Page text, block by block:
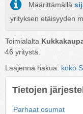
Määrittämällä
yrityksen etäisyyden
Toimialalta
46 yritystä.
Laajenna hakua: koko
Tietojen
Parhaat osumat